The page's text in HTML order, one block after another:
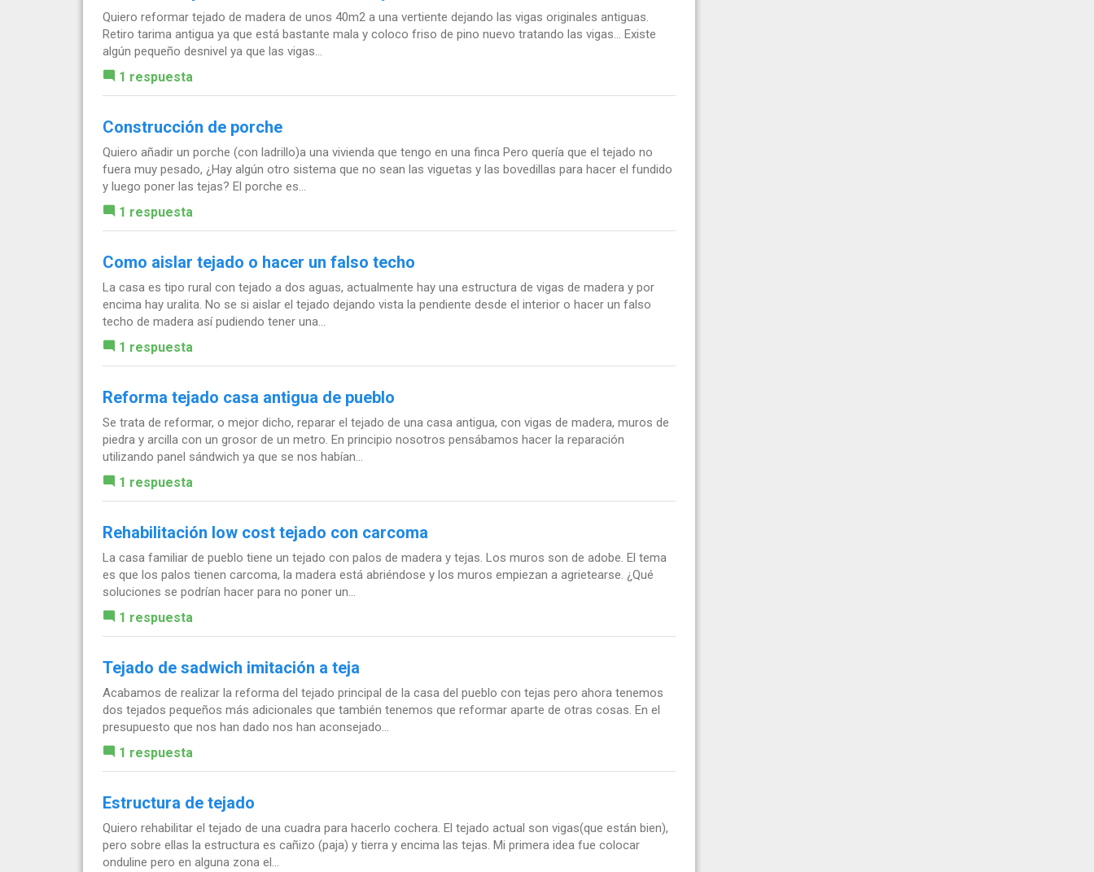
Quiero reformar tejado de madera de unos 40m2 a una vertiente dejando las vigas originales antiguas.
Retiro tarima antigua ya que está bastante mala y coloco friso de pino nuevo tratando las vigas... Existe
algún pequeño desnivel ya que las vigas...
1 respuesta
Construcción de porche
Quiero añadir un porche (con ladrillo)a una vivienda que tengo en una finca Pero quería que el tejado no
fuera muy pesado, ¿Hay algún otro sistema que no sean las viguetas y las bovedillas para hacer el fundido
y luego poner las tejas? El porche es...
1 respuesta
Como aislar tejado o hacer un falso techo
La casa es tipo rural con tejado a dos aguas, actualmente hay una estructura de vigas de madera y por
encima hay uralita. No se si aislar el tejado dejando vista la pendiente desde el interior o hacer un falso
techo de madera así pudiendo tener una...
1 respuesta
Reforma tejado casa antigua de pueblo
Se trata de reformar, o mejor dicho, reparar el tejado de una casa antigua, con vigas de madera, muros de
piedra y arcilla con un grosor de un metro. En principio nosotros pensábamos hacer la reparación
utilizando panel sándwich ya que se nos habían...
1 respuesta
Rehabilitación low cost tejado con carcoma
La casa familiar de pueblo tiene un tejado con palos de madera y tejas. Los muros son de adobe. El tema
es que los palos tienen carcoma, la madera está abriéndose y los muros empiezan a agrietearse. ¿Qué
soluciones se podrían hacer para no poner un...
1 respuesta
Tejado de sadwich imitación a teja
Acabamos de realizar la reforma del tejado principal de la casa del pueblo con tejas pero ahora tenemos
dos tejados pequeños más adicionales que también tenemos que reformar aparte de otras cosas. En el
presupuesto que nos han dado nos han aconsejado...
1 respuesta
Estructura de tejado
Quiero rehabilitar el tejado de una cuadra para hacerlo cochera. El tejado actual son vigas(que están bien),
pero sobre ellas la estructura es cañizo (paja) y tierra y encima las tejas. Mi primera idea fue colocar
onduline pero en alguna zona el...